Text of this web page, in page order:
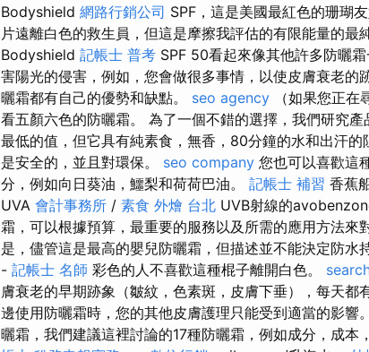
Bodyshield 網路行銷公司 SPF，這是美國最紅色的珊瑚
片遠離白色的救生員，但這是摩擦我評估的有限能量的最
Bodyshield 記帳士 普考 SPF 50看起來像其他許多防曬霜
害陽光的侵害，例如，您會做很多事情，以使皮膚衰老的
曬霜都有自己的優勢和缺點。 seo agency （如果您正在
看五顏六色的防曬霜。 為了一個不錯的選擇，我們研究產
最低的值，但它具有純素食，無香，80分鐘的水和出汗的
是安全的，並且對環保。 seo company 您也可以喜歡這
分，例如向日葵油，鱷梨和荷荷巴油。 記帳士 補習 香蕉
UVA 會計事務所 / 素食 外燴 台北 UVB射線的
霜，可以根據預算，最重要的服務以及所需的應用方法來
是，儘管這是最高的嬰兒防曬霜，但描述並不能決定防水
- 記帳士 名師 彩色的人不喜歡這種棍子離開白色。
膚衰老的早期跡象（皺紋，色素斑，皮膚下垂），每天都
邊使用防曬霜時，您的其他皮膚護理只能受到適當的影響。
曬霜，我們建議這裡討論的17種防曬霜，例如成分，成本